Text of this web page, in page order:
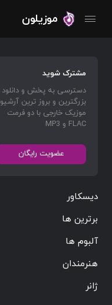
موزیلون
مشترک شوید
دسترسی به پخش و دانلود
بزرگترین و بروز ترین آرشیو
موزیک خارجی با دو فرمت
FLAC و MP3
عضویت رایگان
دیسکاور
برترین ها
آلبوم ها
هنرمندان
ژانر
Becau
se the
Night
Patti
Smith
International
03:22
124 BPM
2011/08/23
دانلود و پخش